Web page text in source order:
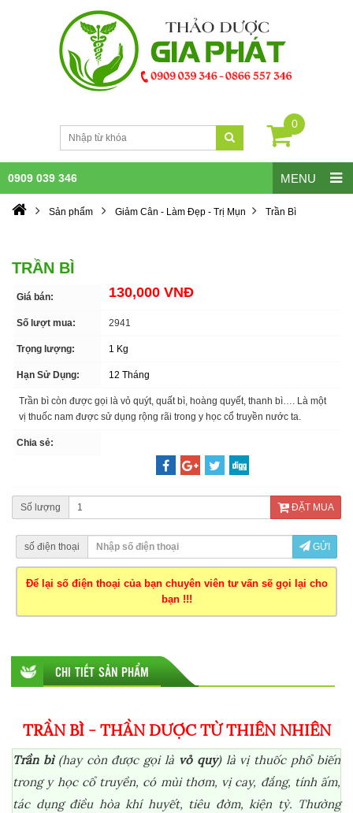
0
MENU
0909 039 346
Sản phẩm Giảm Cân - Làm Đẹp - Trị Mụn Trần Bì
TRẦN BÌ
Giá bán: 130,000 VNĐ
Số lượt mua: 2941
Trọng lượng: 1 Kg
Hạn Sử Dụng: 12 Tháng
Trần bì còn được gọi là vỏ quýt, quất bì, hoàng quyết, thanh bì…. Là một
vị thuốc nam được sử dụng rộng rãi trong y học cổ truyền nước ta.
Chia sẻ:
Số lượng ĐẶT MUA
số điện thoại GỬI
Để lại số điện thoại của bạn chuyên viên tư vấn sẽ gọi lại cho
bạn !!!
CHI TIẾT SẢN PHẨM
TRẦN BÌ - THẦN DƯỢC TỪ THIÊN NHIÊN
Trần bì (hay còn được gọi là vỏ quý) là vị thuốc phổ biến
trong y học cổ truyền, có mùi thơm, vị cay, đắng, tính ấm,
tác dụng điều hòa khí huyết, tiêu đờm, kiện tỳ. Thường